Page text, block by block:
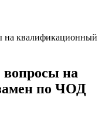
на квалификационный
вопросы на
по ЧОД